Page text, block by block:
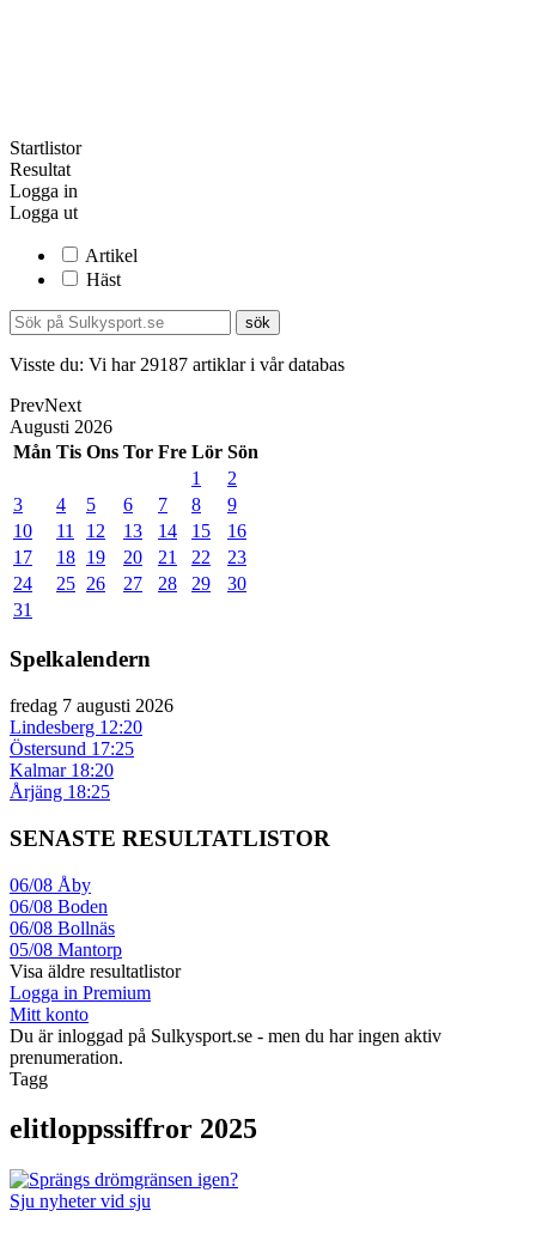
Startlistor
Resultat
Logga in
Logga ut
Artikel
Häst
Visste du: Vi har 29187 artiklar i vår databas
PrevNext
Augusti 2026
Mån Tis Ons Tor Fre Lör Sön
1
2
3
4 5 6 7 8
9
10
11 12 13 14 15
16
17
18 19 20 21 22
23
24
25 26 27 28 29
30
31
Spelkalendern
fredag 7 augusti 2026
Lindesberg 12:20
Östersund 17:25
Kalmar 18:20
Årjäng 18:25
SENASTE RESULTATLISTOR
06/08 Åby
06/08 Boden
06/08 Bollnäs
05/08 Mantorp
Visa äldre resultatlistor
Logga in Premium
Mitt konto
Du är inloggad på Sulkysport.se - men du har ingen aktiv
prenumeration.
Tagg
elitloppssiffror 2025
Sju nyheter vid sju